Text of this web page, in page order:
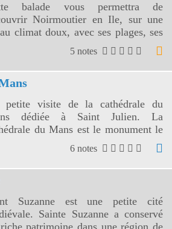
balade vous permettra de
Noirmoutier en Ile, sur une
climat doux, avec ses plages, ses
ses marais et ses mimosas.
en île, toute blanche en est
5 notes
petite visite de la cathédrale du
dédiée à Saint Julien. La
du Mans est le monument le
visité du Pays de la Loire.
6 notes
Suzanne est une petite cité
Sainte Suzanne a conservé